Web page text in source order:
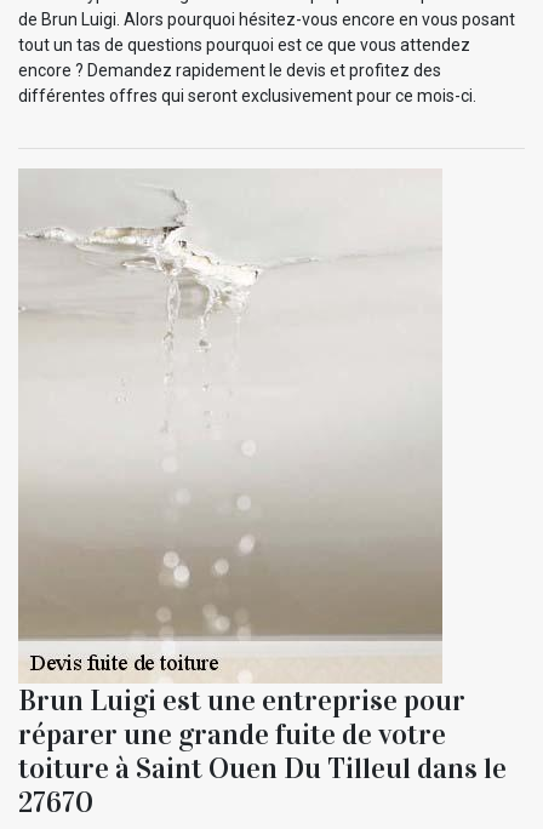
de Brun Luigi. Alors pourquoi hésitez-vous encore en vous posant
tout un tas de questions pourquoi est ce que vous attendez
encore ? Demandez rapidement le devis et profitez des
différentes offres qui seront exclusivement pour ce mois-ci.
Brun Luigi est une entreprise pour
réparer une grande fuite de votre
toiture à Saint Ouen Du Tilleul dans le
27670